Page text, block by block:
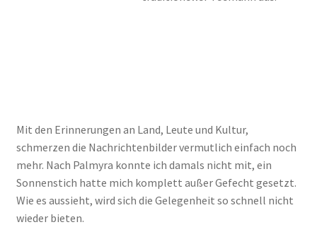
Mit den Erinnerungen an Land, Leute und Kultur,
schmerzen die Nachrichtenbilder vermutlich einfach noch
mehr. Nach Palmyra konnte ich damals nicht mit, ein
Sonnenstich hatte mich komplett außer Gefecht gesetzt.
Wie es aussieht, wird sich die Gelegenheit so schnell nicht
wieder bieten.